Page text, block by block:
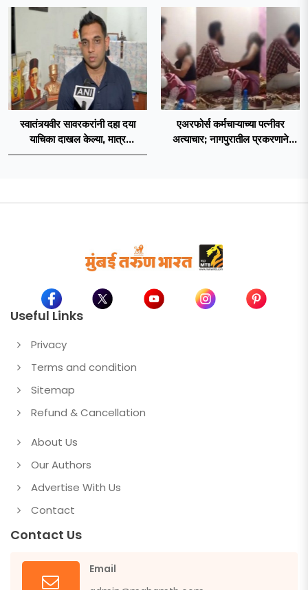
स्वातंत्र्यवीर सावरकरांनी दहा दया
याचिका दाखल केल्या, मात्र
ब्रिटिशांप्रति कधीही निष्ठा व्यक्त केली
एअरफोर्स कर्मचाऱ्याच्या पत्नीवर
अत्याचार; नागपुरातील प्रकरणाने
Useful Links
Privacy
Terms and condition
Sitemap
Refund & Cancellation
About Us
Our Authors
Advertise With Us
Contact
Contact Us
Email